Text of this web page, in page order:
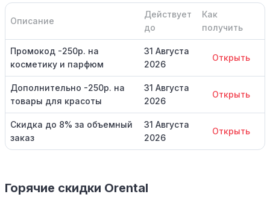
Описание
Действует
до
Как
получить
Промокод -250р. на
косметику и парфюм
31 Августа
2026
Открыть
Дополнительно -250р. на
товары для красоты
31 Августа
2026
Открыть
Скидка до 8% за объемный
заказ
31 Августа
2026
Открыть
Горячие скидки Orental